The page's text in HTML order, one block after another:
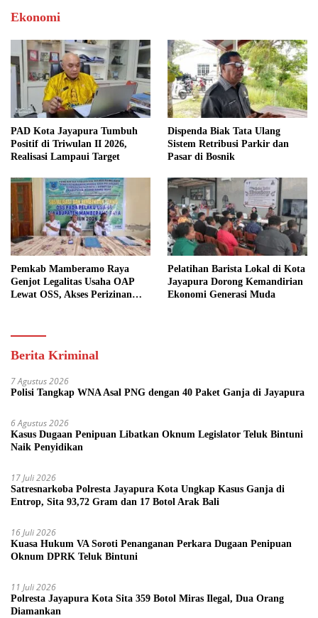
Ekonomi
PAD Kota Jayapura Tumbuh
Positif di Triwulan II 2026,
Realisasi Lampaui Target
Dispenda Biak Tata Ulang
Sistem Retribusi Parkir dan
Pasar di Bosnik
Pemkab Mamberamo Raya
Genjot Legalitas Usaha OAP
Lewat OSS, Akses Perizinan
Pelatihan Barista Lokal di Kota
Jayapura Dorong Kemandirian
Ekonomi Generasi Muda
Berita Kriminal
7 Agustus 2026
Polisi Tangkap WNA Asal PNG dengan 40 Paket Ganja di Jayapura
6 Agustus 2026
Kasus Dugaan Penipuan Libatkan Oknum Legislator Teluk Bintuni
Naik Penyidikan
17 Juli 2026
Satresnarkoba Polresta Jayapura Kota Ungkap Kasus Ganja di
Entrop, Sita 93,72 Gram dan 17 Botol Arak Bali
16 Juli 2026
Kuasa Hukum VA Soroti Penanganan Perkara Dugaan Penipuan
Oknum DPRK Teluk Bintuni
11 Juli 2026
Polresta Jayapura Kota Sita 359 Botol Miras Ilegal, Dua Orang
Diamankan